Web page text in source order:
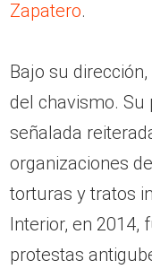
Zapatero.
Bajo su
del chavismo. Su
señalada
organizaciones
torturas y tratos
Interior, en 2014,
protestas